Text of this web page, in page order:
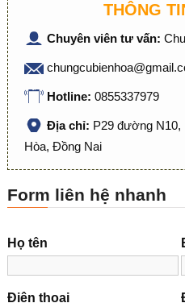
THÔNG
Chuyên viên tư vấn:
Hotline: 0855337979
Địa chỉ: P29 đường N10,
Hòa, Đồng Nai
Form liên hệ nhanh
Họ tên
Điện thoại